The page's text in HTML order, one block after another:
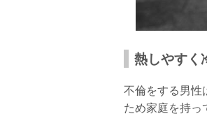
熱しやすく
不倫をする男性
ため家庭を持っ